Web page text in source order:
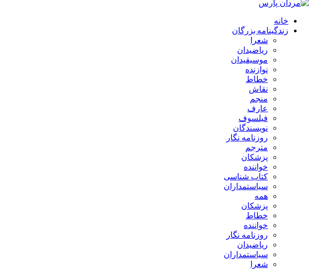
خانه
زندگینامه بزرگان
شعرا
ریاضیدان
موسیقیدان
نوازنده
خطاط
نقاش
منجم
عارف
فیلسوف
نویسندگان
روزنامه نگار
مترجم
پزشکان
خواننده
کتاب شناسی
سیاستمداران
همه
پزشکان
خطاط
خواننده
روزنامه نگار
ریاضیدان
سیاستمداران
شعرا